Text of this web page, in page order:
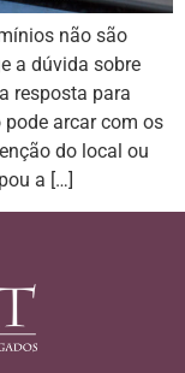
não são
a dúvida sobre
resposta para
arcar com os
do local ou
a […]